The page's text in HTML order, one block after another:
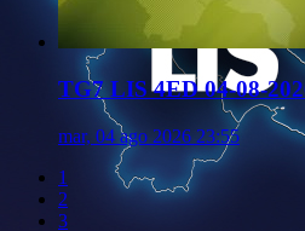
TG7 LIS 4ED 04-08-
mar, 04 ago 2026 23:55
1
2
3